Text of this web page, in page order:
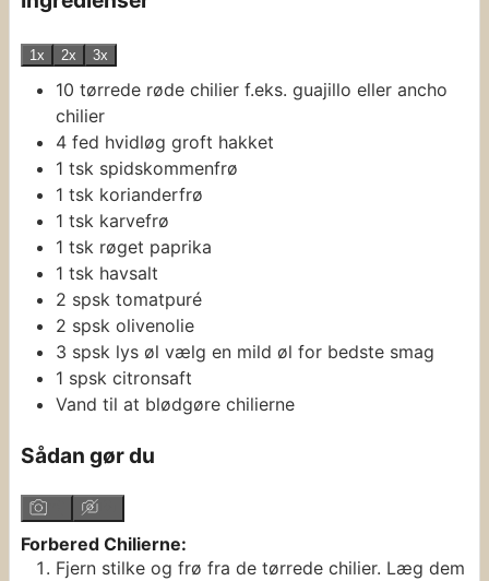
1x 2x 3x
10 tørrede røde chilier f.eks. guajillo eller ancho
chilier
4 fed hvidløg groft hakket
1 tsk spidskommenfrø
1 tsk korianderfrø
1 tsk karvefrø
1 tsk røget paprika
1 tsk havsalt
2 spsk tomatpuré
2 spsk olivenolie
3 spsk lys øl vælg en mild øl for bedste smag
1 spsk citronsaft
Vand til at blødgøre chilierne
Sådan gør du
Forbered Chilierne:
Fjern stilke og frø fra de tørrede chilier. Læg dem